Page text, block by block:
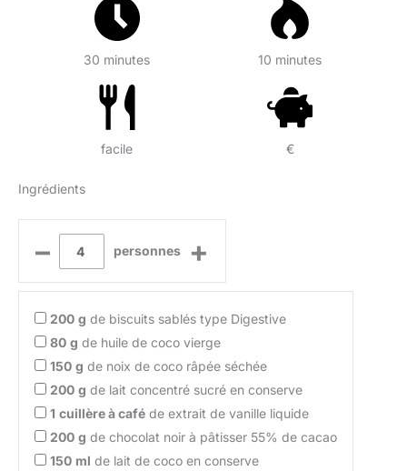
30 minutes 10 minutes
facile €
Ingrédients
– personnes +
200 g de biscuits sablés type Digestive
80 g de huile de coco vierge
150 g de noix de coco râpée séchée
200 g de lait concentré sucré en conserve
1 cuillère à café de extrait de vanille liquide
200 g de chocolat noir à pâtisser 55% de cacao
150 ml de lait de coco en conserve